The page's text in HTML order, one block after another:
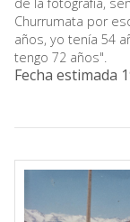
Churrumata por
años, yo tenía 54
tengo 72 años".
Fecha estimada